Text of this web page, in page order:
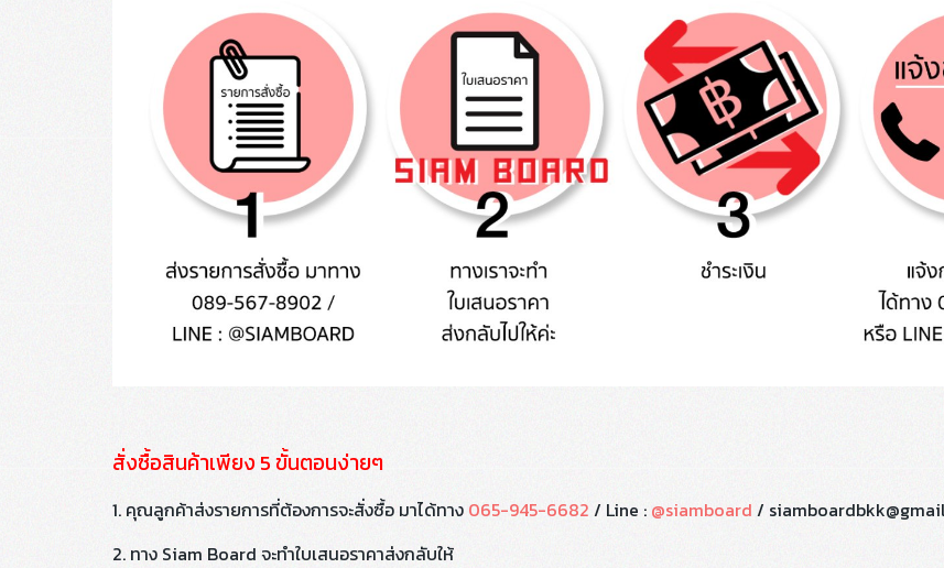
สั่งซื้อสินค้าเพียง 5 ขั้นตอนง่ายๆ
1. คุณลูกค้าส่งรายการที่ต้องการจะสั่งซื้อ มาได้ทาง 065-945-6682 / Line : @siamboard /
2. ทาง Siam Board จะทำใบเสนอราคาส่งกลับให้